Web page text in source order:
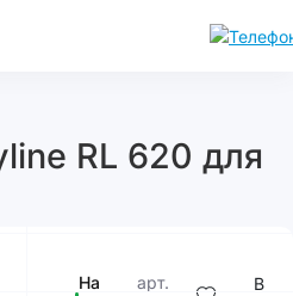
RL 620 для
На
арт.
В